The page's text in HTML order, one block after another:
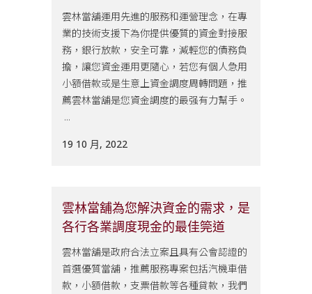
雲林當舖運用先進的服務和運營理念，在專
業的技術支援下為你提供優質的資金對接服
務，銀行放款，安全可靠，減輕您的債務負
擔，讓您資金運用更隨心，若您有個人急用
小額借款或是生意上資金調度周轉問題，推
薦雲林當舖是您資金調度的最强有力幫手。
...
19 10 月, 2022
雲林當舖為您解決資金的需求，是
各行各業調度現金的最佳筦道
雲林當舖是政府合法立案且具有公會認證的
首選優質當舖，推薦服務專案包括汽機車借
款，小額借款，支票借款等各種貸款，我們